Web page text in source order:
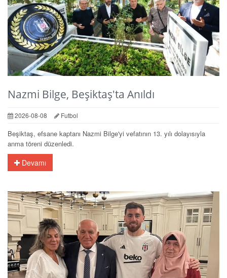
Nazmi Bilge, Beşiktaş'ta Anıldı
2026-08-08 Futbol
Beşiktaş, efsane kaptanı Nazmi Bilge'yi vefatının 13. yılı dolayısıyla
anma töreni düzenledi.
Devamı